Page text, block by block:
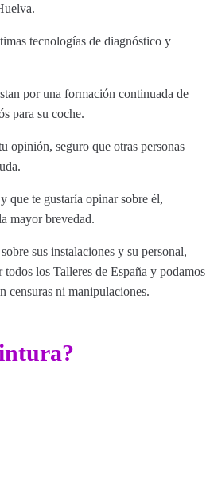
tecnologías de diagnóstico y
por una formación continuada de
para su coche.
opinión, seguro que otras personas
que te gustaría opinar sobre él,
mayor brevedad.
sus instalaciones y su personal,
los Talleres de España y podamos
censuras ni manipulaciones.